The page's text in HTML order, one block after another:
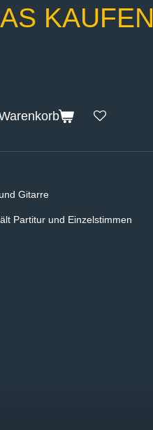
KAUFEN
Gitarre
Partitur und Einzelstimmen